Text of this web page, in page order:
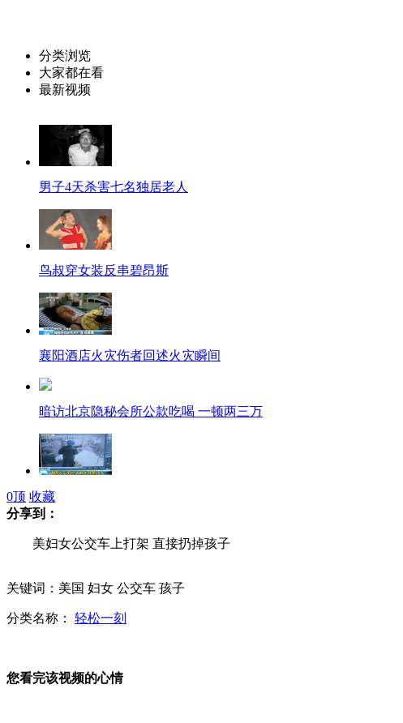
分类浏览
大家都在看
最新视频
男子4天杀害七名独居老人
鸟叔穿女装反串碧昂斯
襄阳酒店火灾伤者回述火灾瞬间
暗访北京隐秘会所公款吃喝 一顿两三万
湖北襄阳酒店火灾死亡人数上升至14人
AV女优引爆上海成人展
0顶 收藏
分享到：
美妇女公交车上打架 直接扔掉孩子
关键词：美国 妇女 公交车 孩子
分类名称： 轻松一刻
您看完该视频的心情